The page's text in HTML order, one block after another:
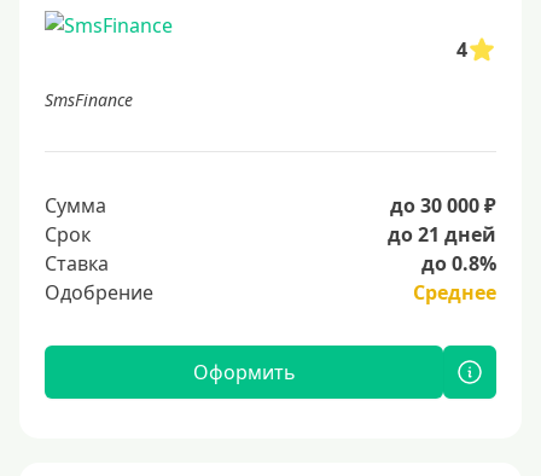
4
SmsFinance
Сумма
до 30 000 ₽
Срок
до 21 дней
Ставка
до 0.8%
Одобрение
Среднее
Оформить